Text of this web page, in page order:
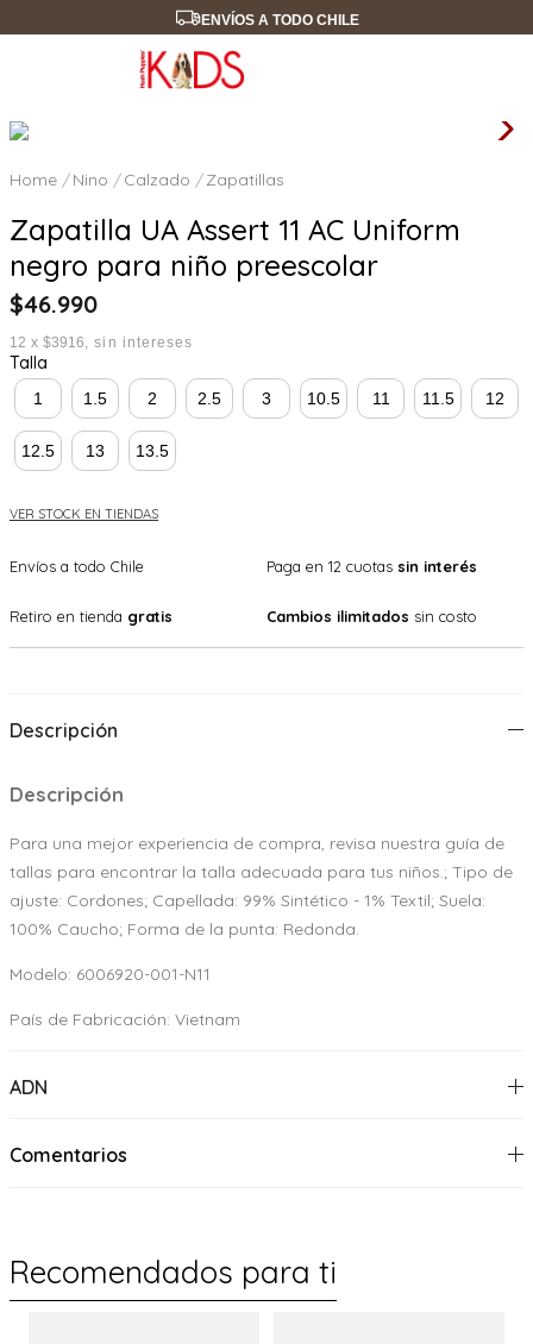
ENVÍOS A TODO CHILE
Nino Calzado Zapatillas
Zapatilla UA Assert 11 AC Uniform
negro para niño preescolar
$46.990
12 x $3916 sin intereses
Talla
1 1.5 2 2.5 3 10.5 11 11.5 12
12.5 13 13.5
VER STOCK EN TIENDAS
Envíos a todo Chile Paga en 12 cuotas sin interés
Retiro en tienda gratis Cambios ilimitados sin costo
Descripción
Descripción
Para una mejor experiencia de compra, revisa nuestra guía de
tallas para encontrar la talla adecuada para tus niños.; Tipo de
ajuste: Cordones; Capellada: 99% Sintético - 1% Textil; Suela:
100% Caucho; Forma de la punta: Redonda.
Modelo: 6006920-001-N11
País de Fabricación: Vietnam
ADN
Comentarios
Recomendados para ti